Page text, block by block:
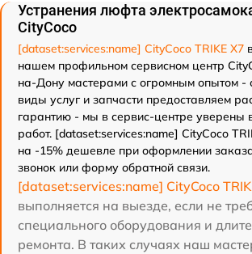
Устранения люфта
CityCoco
[dataset:services:name] CityCoco TRIKE X7
нашем профильном сервисном центр
на-Дону мастерами с огромным опытом -
виды услуг и запчасти предоставляем
гарантию - мы в сервис-центре уверены
работ. [dataset:services:name] CityCoco
на -15% дешевле при оформлении
звонок или форму обратной связи.
[dataset:services:name] CityCoco
выполняется на выезде, если не
специального оборудования и
ремонта. В таких случаях наш